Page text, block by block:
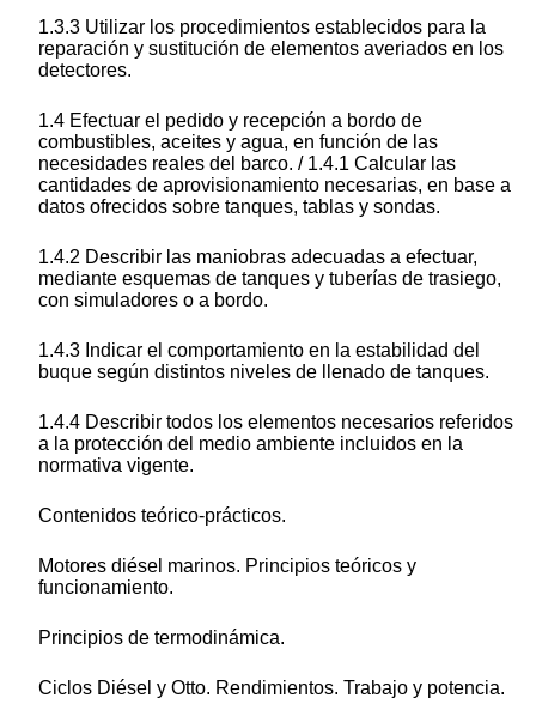
1.3.3 Utilizar los procedimientos establecidos para la
reparación y sustitución de elementos averiados en los
detectores.
1.4 Efectuar el pedido y recepción a bordo de
combustibles, aceites y agua, en función de las
necesidades reales del barco. / 1.4.1 Calcular las
cantidades de aprovisionamiento necesarias, en base a
datos ofrecidos sobre tanques, tablas y sondas.
1.4.2 Describir las maniobras adecuadas a efectuar,
mediante esquemas de tanques y tuberías de trasiego,
con simuladores o a bordo.
1.4.3 Indicar el comportamiento en la estabilidad del
buque según distintos niveles de llenado de tanques.
1.4.4 Describir todos los elementos necesarios referidos
a la protección del medio ambiente incluidos en la
normativa vigente.
Contenidos teórico-prácticos.
Motores diésel marinos. Principios teóricos y
funcionamiento.
Principios de termodinámica.
Ciclos Diésel y Otto. Rendimientos. Trabajo y potencia.